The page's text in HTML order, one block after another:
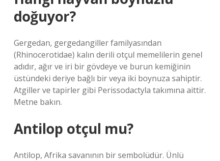
doğuyor?
Gergedan, gergedangiller familyasından
(Rhinocerotidae) kalın derili otçul memelilerin genel
adıdır, ağır ve iri bir gövdeye ve burun kemiğinin
üstündeki deriye bağlı bir veya iki boynuza sahiptir.
Atgiller ve tapirler gibi Perissodactyla takımına aittir.
Metne bakın.
Antilop otçul mu?
Antilop, Afrika savanının bir sembolüdür. Ünlü